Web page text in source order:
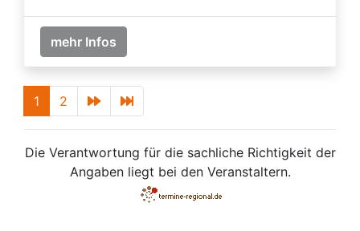
mehr Infos
1 2
Die Verantwortung für die sachliche Richtigkeit der
Angaben liegt bei den Veranstaltern.